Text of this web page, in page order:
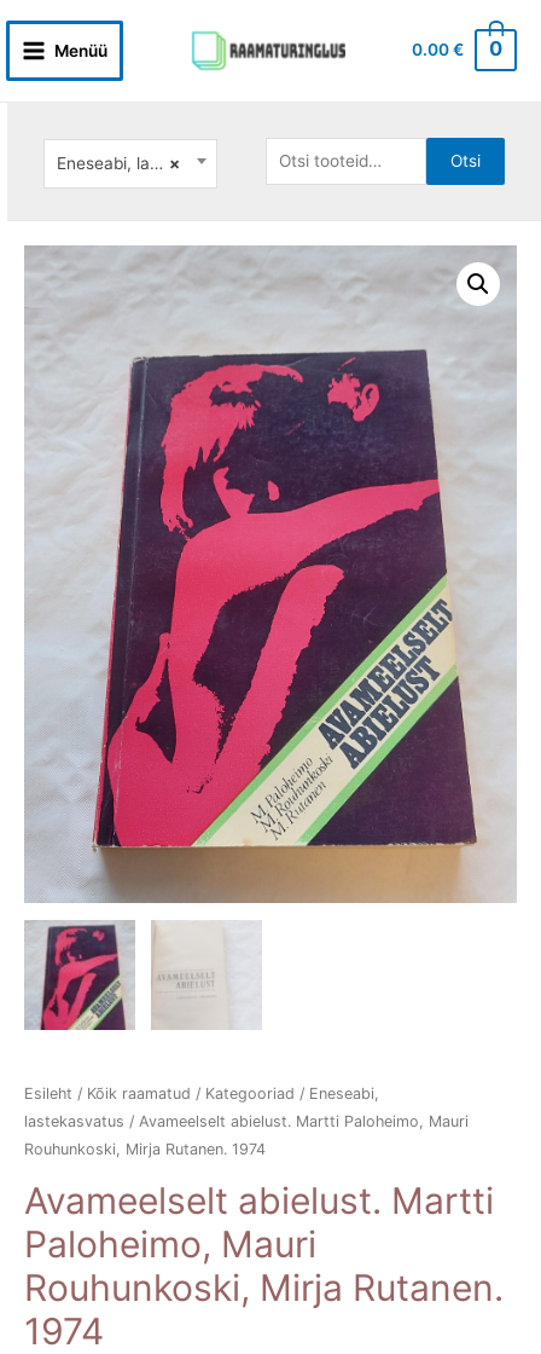
content
Main
Menüü 0.00€ 0
×
Eneseabi, lastekasvatus
Otsi: Otsi
Esileht / Kõik raamatud / Kategooriad / Eneseabi,
lastekasvatus / Avameelselt abielust. Martti Paloheimo, Mauri
Rouhunkoski, Mirja Rutanen. 1974
Avameelselt abielust. Martti
Paloheimo, Mauri
Rouhunkoski, Mirja Rutanen.
1974